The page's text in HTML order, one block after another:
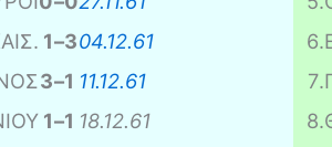
1–304.12.61 6.
3–1 11.12.61 7.
1–1 18.12.61 8.